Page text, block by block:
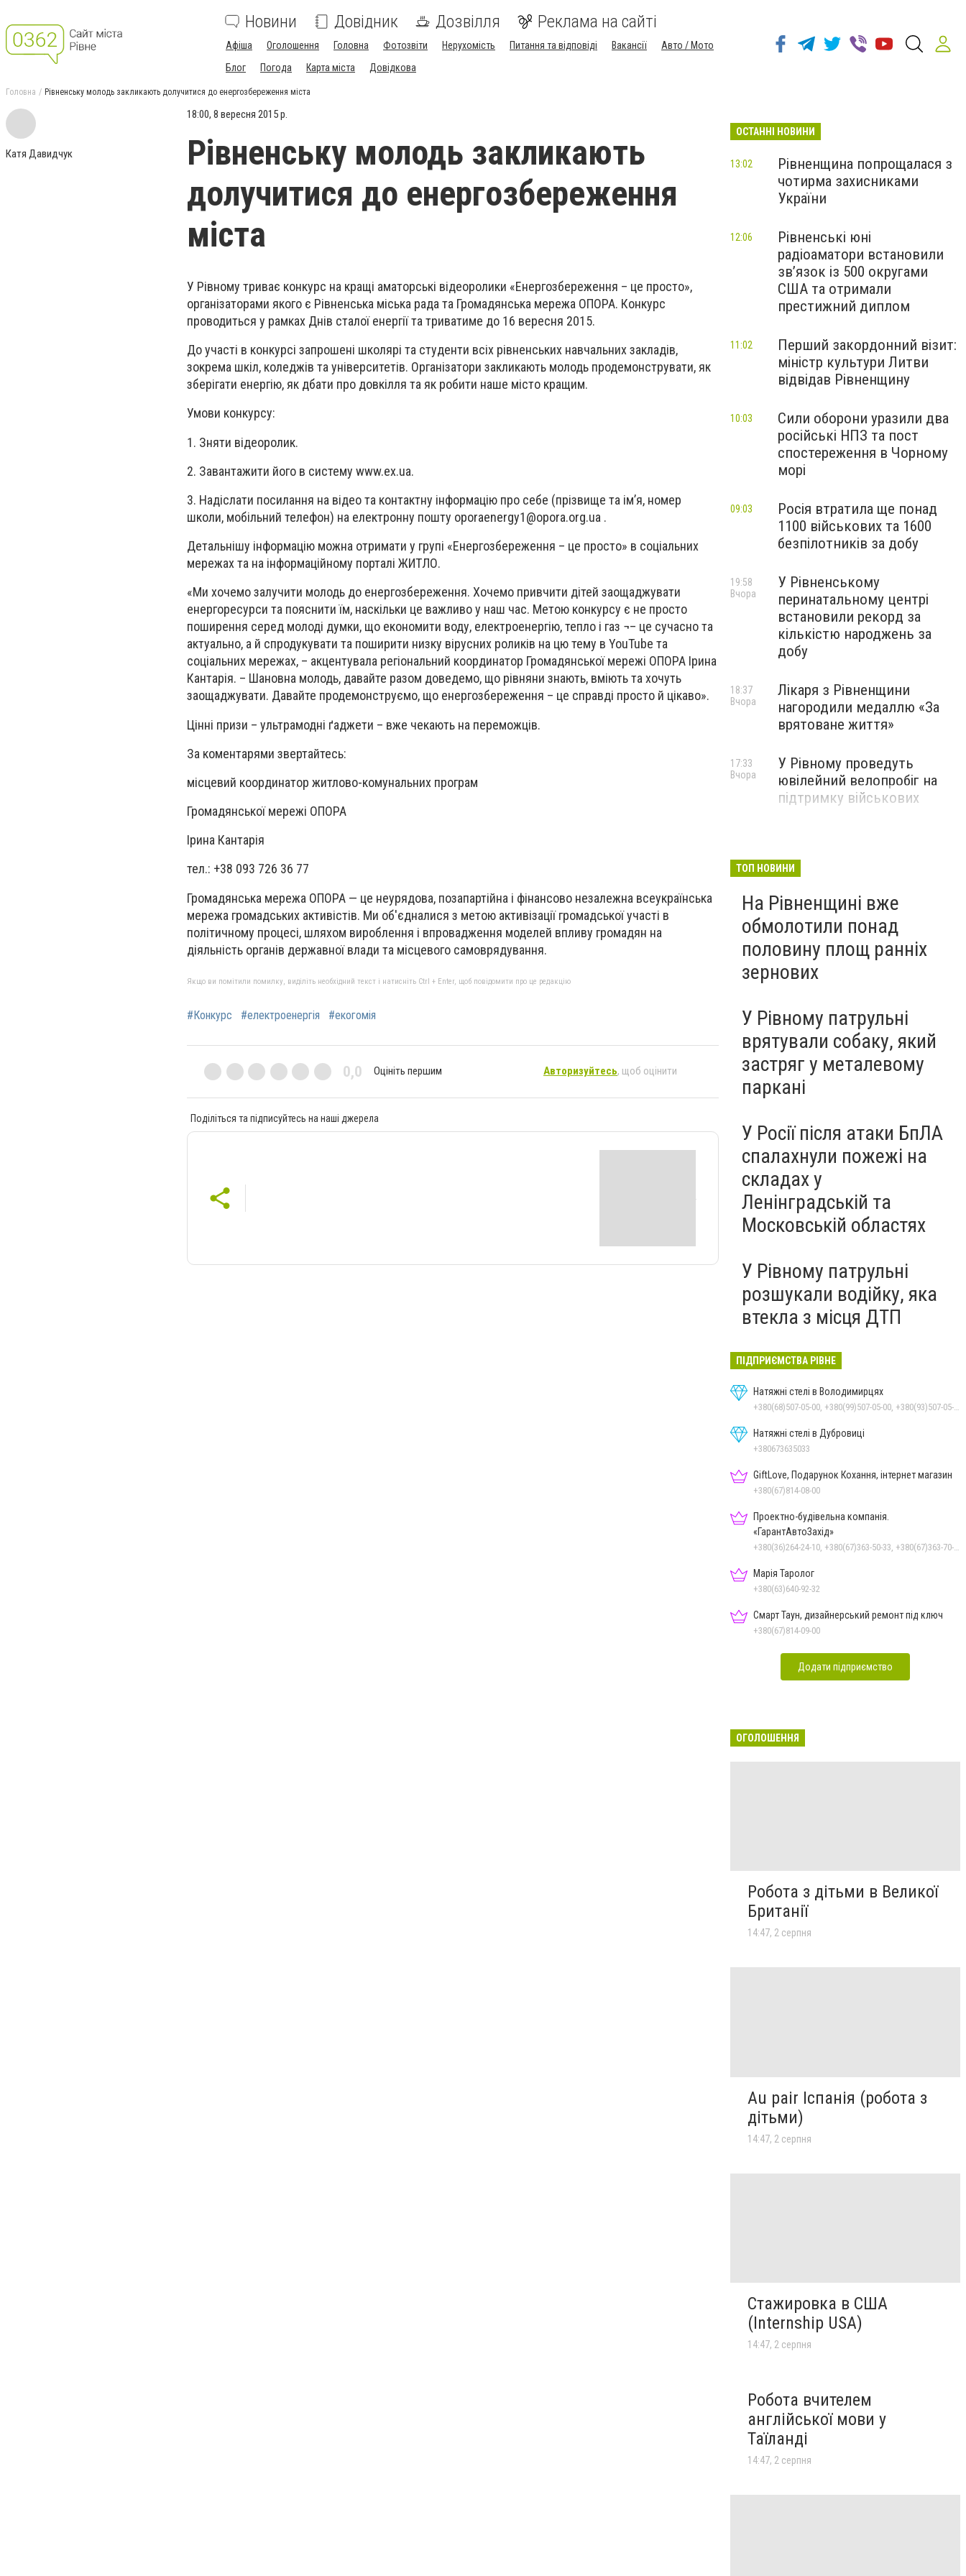
Новини Довідник Дозвілля Реклама на сайті
Афіша Оголошення Головна Фотозвіти Нерухомість Питання та відповіді Вакансії
Авто / Мото
Блог
Погода Карта міста Довідкова
Головна Рівненську молодь закликають долучитися до енергозбереження міста
Катя Давидчук
18:00, 8 вересня 2015 р.
Рівненську молодь закликають
долучитися до енергозбереження
міста
У Рівному триває конкурс на кращі аматорські відеоролики «Енергозбереження – це просто»,
організаторами якого є Рівненська міська рада та Громадянська мережа ОПОРА. Конкурс
проводиться у рамках Днів сталої енергії та триватиме до 16 вересня 2015.
До участі в конкурсі запрошені школярі та студенти всіх рівненських навчальних закладів,
зокрема шкіл, коледжів та університетів. Організатори закликають молодь продемонструвати, як
зберігати енергію, як дбати про довкілля та як робити наше місто кращим.
Умови конкурсу:
1. Зняти відеоролик.
2. Завантажити його в систему www.ex.ua.
3. Надіслати посилання на відео та контактну інформацію про себе (прізвище та ім’я, номер
школи, мобільний телефон) на електронну пошту oporaenergy1@opora.org.ua .
Детальнішу інформацію можна отримати у групі «Енергозбереження – це просто» в соціальних
мережах та на інформаційному порталі ЖИТЛО.
«Ми хочемо залучити молодь до енергозбереження. Хочемо привчити дітей заощаджувати
енергоресурси та пояснити їм, наскільки це важливо у наш час. Метою конкурсу є не просто
поширення серед молоді думки, що економити воду, електроенергію, тепло і газ ¬– це сучасно та
актуально, а й спродукувати та поширити низку вірусних роликів на цю тему в YouTube та
соціальних мережах, – акцентувала регіональний координатор Громадянської мережі ОПОРА Ірина
Кантарія. – Шановна молодь, давайте разом доведемо, що рівняни знають, вміють та хочуть
заощаджувати. Давайте продемонструємо, що енергозбереження – це справді просто й цікаво».
Цінні призи – ультрамодні ґаджети – вже чекають на переможців.
За коментарями звертайтесь:
місцевий координатор житлово-комунальних програм
Громадянської мережі ОПОРА
Ірина Кантарія
тел.: +38 093 726 36 77
Громадянська мережа ОПОРА — це неурядова, позапартійна і фінансово незалежна всеукраїнська
мережа громадських активістів. Ми об'єдналися з метою активізації громадської участі в
політичному процесі, шляхом вироблення і впровадження моделей впливу громадян на
діяльність органів державної влади та місцевого самоврядування.
Якщо ви помітили помилку, виділіть необхідний текст і натисніть Ctrl + Enter, щоб повідомити про це редакцію
#Конкурс #електроенергія #екогомія
0,0 Оцініть першим Авторизуйтесь, щоб оцінити
Поділіться та підписуйтесь на наші джерела
ОСТАННІ НОВИНИ
Рівненщина попрощалася з
чотирма захисниками
України
13:02
Рівненські юні
радіоаматори встановили
зв’язок із 500 округами
США та отримали
престижний диплом
12:06
Перший закордонний візит:
міністр культури Литви
відвідав Рівненщину
11:02
Сили оборони уразили два
російські НПЗ та пост
спостереження в Чорному
морі
10:03
Росія втратила ще понад
1100 військових та 1600
безпілотників за добу
09:03
У Рівненському
перинатальному центрі
встановили рекорд за
кількістю народжень за
добу
19:58
Вчора
Лікаря з Рівненщини
нагородили медаллю «За
врятоване життя»
18:37
Вчора
У Рівному проведуть
ювілейний велопробіг на
підтримку військових
17:33
Вчора
ТОП НОВИНИ
На Рівненщині вже
обмолотили понад
половину площ ранніх
зернових
У Рівному патрульні
врятували собаку, який
застряг у металевому
паркані
У Росії після атаки БпЛА
спалахнули пожежі на
складах у
Ленінградській та
Московській областях
У Рівному патрульні
розшукали водійку, яка
втекла з місця ДТП
ПІДПРИЄМСТВА РІВНЕ
Натяжні стелі в Володимирцях
+380(68)507-05-00, +380(99)507-05-00, +380(93)507-05-00
Натяжні стелі в Дубровиці
+380673635033
GiftLove, Подарунок Кохання, інтернет магазин
+380(67)814-08-00
Проектно-будівельна компанія.
«ГарантАвтоЗахід»
+380(36)264-24-10, +380(67)363-50-33, +380(67)363-70-50
Марія Таролог
+380(63)640-92-32
Смарт Таун, дизайнерський ремонт під ключ
+380(67)814-09-00
Додати підприємство
ОГОЛОШЕННЯ
Робота з дітьми в Великої
Британії
14:47, 2 серпня
Au pair Іспанія (робота з
дітьми)
14:47, 2 серпня
Стажировка в США
(Internship USA)
14:47, 2 серпня
Робота вчителем
англійської мови у
Таїланді
14:47, 2 серпня